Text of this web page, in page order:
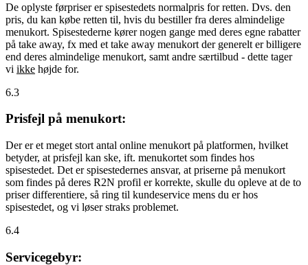
De oplyste førpriser er spisestedets normalpris for retten. Dvs. den
pris, du kan købe retten til, hvis du bestiller fra deres almindelige
menukort. Spisestederne kører nogen gange med deres egne rabatter
på take away, fx med et take away menukort der generelt er billigere
end deres almindelige menukort, samt andre særtilbud - dette tager
vi ikke højde for.
6.3
Prisfejl på menukort:
Der er et meget stort antal online menukort på platformen, hvilket
betyder, at prisfejl kan ske, ift. menukortet som findes hos
spisestedet. Det er spisestedernes ansvar, at priserne på menukort
som findes på deres R2N profil er korrekte, skulle du opleve at de to
priser differentiere, så ring til kundeservice mens du er hos
spisestedet, og vi løser straks problemet.
6.4
Servicegebyr: